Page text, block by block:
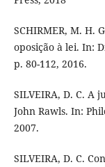
SCHIRMER, M. H.
oposição à lei. In:
p. 80-112, 2016.
SILVEIRA, D. C. A
John Rawls. In:
2007.
SILVEIRA, D. C.